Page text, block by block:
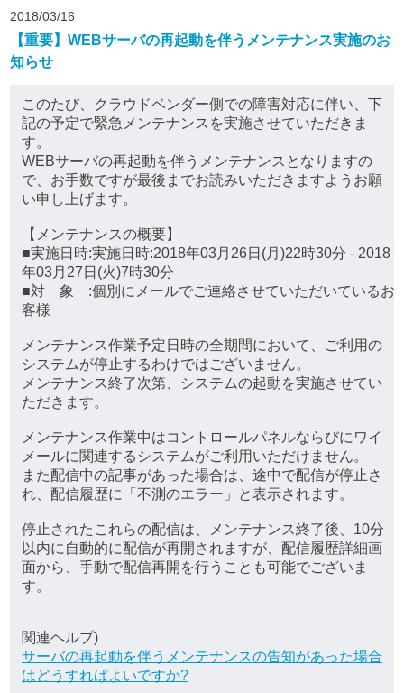
2018/03/16
【重要】WEBサーバの再起動を伴うメンテナンス実施のお
知らせ
このたび、クラウドベンダー側での障害対応に伴い、下
記の予定で緊急メンテナンスを実施させていただきま
す。
WEBサーバの再起動を伴うメンテナンスとなりますの
で、お手数ですが最後までお読みいただきますようお願
い申し上げます。
【メンテナンスの概要】
■実施日時:実施日時:2018年03月26日(月)22時30分 - 2018
年03月27日(火)7時30分
■対 象 :個別にメールでご連絡させていただいているお
客様
メンテナンス作業予定日時の全期間において、ご利用の
システムが停止するわけではございません。
メンテナンス終了次第、システムの起動を実施させてい
ただきます。
メンテナンス作業中はコントロールパネルならびにワイ
メールに関連するシステムがご利用いただけません。
また配信中の記事があった場合は、途中で配信が停止さ
れ、配信履歴に「不測のエラー」と表示されます。
停止されたこれらの配信は、メンテナンス終了後、10分
以内に自動的に配信が再開されますが、配信履歴詳細画
面から、手動で配信再開を行うことも可能でございま
す。
関連ヘルプ)
サーバの再起動を伴うメンテナンスの告知があった場合
はどうすればよいですか?